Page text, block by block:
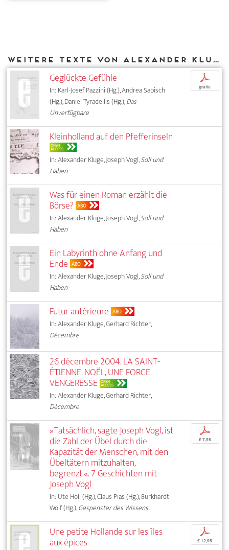
Weitere Texte von Alexander Kluge bei DIAPHANES
Geglückte Gefühle
In: Karl-Josef Pazzini (Hg.), Andrea Sabisch
(Hg.), Daniel Tyradellis (Hg.),Das
Unverfügbare
p
gratis
Kleinholland auf den Pfefferinseln
OPEN
ACCESS
In: Alexander Kluge, Joseph Vogl,Soll und
Haben
Was für einen Roman erzählt die
Börse? ABO
In: Alexander Kluge, Joseph Vogl,Soll und
Haben
Ein Labyrinth ohne Anfang und
Ende ABO
In: Alexander Kluge, Joseph Vogl,Soll und
Haben
Futur antérieure ABO
In: Alexander Kluge, Gerhard Richter,
Décembre
26 décembre 2004. LA SAINT-
ÉTIENNE. NOËL, UNE FORCE
VENGERESSE OPEN
ACCESS
In: Alexander Kluge, Gerhard Richter,
Décembre
»Tatsächlich, sagte Joseph Vogl, ist
die Zahl der Übel durch die
Kapazität der Menschen, mit den
Übeltätern mitzuhalten,
begrenzt.«. 7 Geschichten mit
Joseph Vogl
In: Ute Holl (Hg.), Claus Pias (Hg.), Burkhardt
Wolf (Hg.),Gespenster des Wissens
p
€ 7,95
Une petite Hollande sur les îles
aux épices
p
€ 12,95